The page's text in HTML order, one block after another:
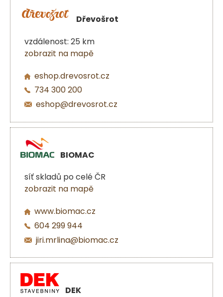
Dřevošrot
vzdálenost: 25 km
zobrazit na mapě
eshop.drevosrot.cz
734 300 200
eshop@drevosrot.cz
BIOMAC
síť skladů po celé ČR
zobrazit na mapě
www.biomac.cz
604 299 944
jiri.mrlina@biomac.cz
DEK